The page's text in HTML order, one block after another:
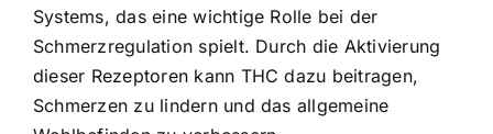
Systems, das eine wichtige Rolle bei der
Schmerzregulation spielt. Durch die Aktivierung
dieser Rezeptoren kann THC dazu beitragen,
Schmerzen zu lindern und das allgemeine